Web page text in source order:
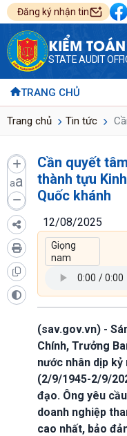
Đăng ký nhận tin
KIỂM
STATE AUDIT
TRANG CHỦ
Trang chủ Tin tức
aa
Cần quyết
thành tựu
Quốc khánh
12/08/2025
(sav.gov.vn) -
Chính, Trưởng
nước nhân dịp kỷ
(2/9/1945-2/9/
đạo. Ông yêu
doanh nghiệp
cao nhất, bảo